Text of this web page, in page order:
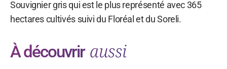
Souvignier gris qui est le plus représenté avec 365
hectares cultivés suivi du Floréal et du Soreli.
À découvrir aussi